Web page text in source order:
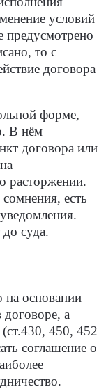
условий
предусмотрено
то с
договора
форме,
В нём
договора или
расторжении.
есть
суда.
на основании
а
450, 452
соглашение о